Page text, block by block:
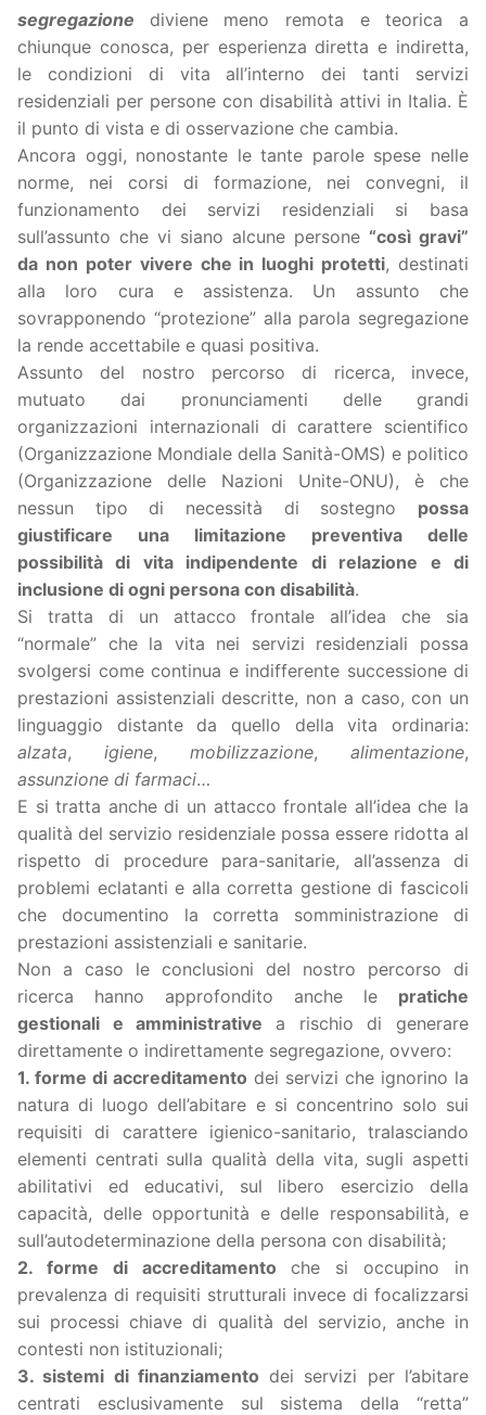
segregazione diviene meno remota e teorica a
chiunque conosca, per esperienza diretta e indiretta,
le condizioni di vita all’interno dei tanti servizi
residenziali per persone con disabilità attivi in Italia. È
il punto di vista e di osservazione che cambia.
Ancora oggi, nonostante le tante parole spese nelle
norme, nei corsi di formazione, nei convegni, il
funzionamento dei servizi residenziali si basa
sull’assunto che vi siano alcune persone “così gravi”
da non poter vivere che in luoghi protetti, destinati
alla loro cura e assistenza. Un assunto che
sovrapponendo “protezione” alla parola segregazione
la rende accettabile e quasi positiva.
Assunto del nostro percorso di ricerca, invece,
mutuato dai pronunciamenti delle grandi
organizzazioni internazionali di carattere scientifico
(Organizzazione Mondiale della Sanità-OMS) e politico
(Organizzazione delle Nazioni Unite-ONU), è che
nessun tipo di necessità di sostegno possa
giustificare una limitazione preventiva delle
possibilità di vita indipendente di relazione e di
inclusione di ogni persona con disabilità.
Si tratta di un attacco frontale all’idea che sia
“normale” che la vita nei servizi residenziali possa
svolgersi come continua e indifferente successione di
prestazioni assistenziali descritte, non a caso, con un
linguaggio distante da quello della vita ordinaria:
alzata, igiene, mobilizzazione, alimentazione,
assunzione di farmaci…
E si tratta anche di un attacco frontale all’idea che la
qualità del servizio residenziale possa essere ridotta al
rispetto di procedure para-sanitarie, all’assenza di
problemi eclatanti e alla corretta gestione di fascicoli
che documentino la corretta somministrazione di
prestazioni assistenziali e sanitarie.
Non a caso le conclusioni del nostro percorso di
ricerca hanno approfondito anche le pratiche
gestionali e amministrative a rischio di generare
direttamente o indirettamente segregazione, ovvero:
1. forme di accreditamento dei servizi che ignorino la
natura di luogo dell’abitare e si concentrino solo sui
requisiti di carattere igienico-sanitario, tralasciando
elementi centrati sulla qualità della vita, sugli aspetti
abilitativi ed educativi, sul libero esercizio della
capacità, delle opportunità e delle responsabilità, e
sull’autodeterminazione della persona con disabilità;
2. forme di accreditamento che si occupino in
prevalenza di requisiti strutturali invece di focalizzarsi
sui processi chiave di qualità del servizio, anche in
contesti non istituzionali;
3. sistemi di finanziamento dei servizi per l’abitare
centrati esclusivamente sul sistema della “retta”